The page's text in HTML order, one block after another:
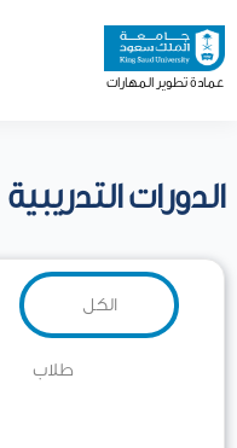
المحتوى
الرئيسي
عمادة تطوير المهارات
الدورات التدريبية
المستهدفة
الكل
طلاب